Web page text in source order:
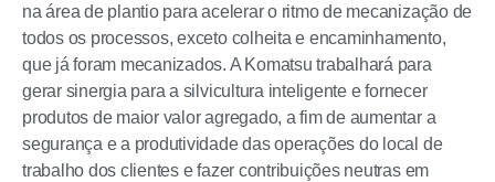
na área de plantio para acelerar o ritmo de mecanização de
todos os processos, exceto colheita e encaminhamento,
que já foram mecanizados. A Komatsu trabalhará para
gerar sinergia para a silvicultura inteligente e fornecer
produtos de maior valor agregado, a fim de aumentar a
segurança e a produtividade das operações do local de
trabalho dos clientes e fazer contribuições neutras em